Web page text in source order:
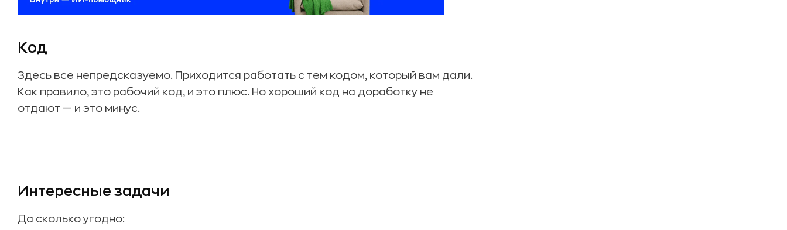
Код
Здесь все непредсказуемо. Приходится работать с тем кодом, который вам дали.
Как правило, это рабочий код, и это плюс. Но хороший код на доработку не
отдают — и это минус.
Интересные задачи
Да сколько угодно: